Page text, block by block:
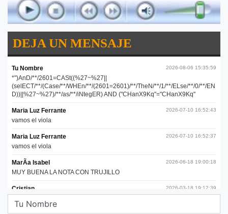
DEJA UN MENSAJE